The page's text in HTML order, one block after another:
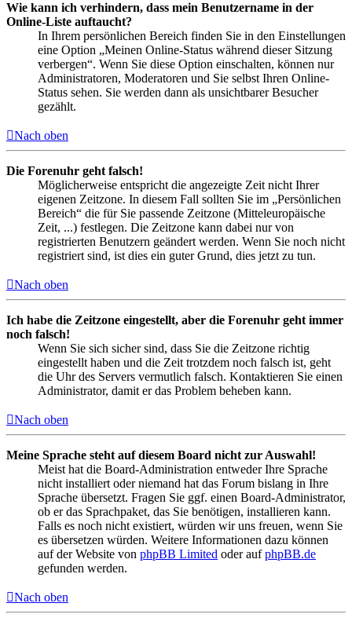
Wie kann ich verhindern, dass mein Benutzername in der
Online-Liste auftaucht?
In Ihrem persönlichen Bereich finden Sie in den Einstellungen
eine Option „Meinen Online-Status während dieser Sitzung
verbergen“. Wenn Sie diese Option einschalten, können nur
Administratoren, Moderatoren und Sie selbst Ihren Online-
Status sehen. Sie werden dann als unsichtbarer Besucher
gezählt.
Nach oben
Die Forenuhr geht falsch!
Möglicherweise entspricht die angezeigte Zeit nicht Ihrer
eigenen Zeitzone. In diesem Fall sollten Sie im „Persönlichen
Bereich“ die für Sie passende Zeitzone (Mitteleuropäische
Zeit, ...) festlegen. Die Zeitzone kann dabei nur von
registrierten Benutzern geändert werden. Wenn Sie noch nicht
registriert sind, ist dies ein guter Grund, dies jetzt zu tun.
Nach oben
Ich habe die Zeitzone eingestellt, aber die Forenuhr geht immer
noch falsch!
Wenn Sie sich sicher sind, dass Sie die Zeitzone richtig
eingestellt haben und die Zeit trotzdem noch falsch ist, geht
die Uhr des Servers vermutlich falsch. Kontaktieren Sie einen
Administrator, damit er das Problem beheben kann.
Nach oben
Meine Sprache steht auf diesem Board nicht zur Auswahl!
Meist hat die Board-Administration entweder Ihre Sprache
nicht installiert oder niemand hat das Forum bislang in Ihre
Sprache übersetzt. Fragen Sie ggf. einen Board-Administrator,
ob er das Sprachpaket, das Sie benötigen, installieren kann.
Falls es noch nicht existiert, würden wir uns freuen, wenn Sie
es übersetzen würden. Weitere Informationen dazu können
auf der Website von phpBB Limited oder aufphpBB.de
gefunden werden.
Nach oben